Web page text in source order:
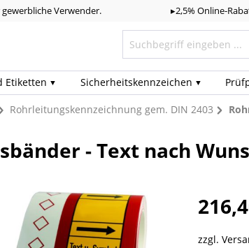
Verwender. ▸2,5% Online-
Etiketten Sicherheits­kennzeichen
Rohrleitungskennzeichnung gem. DIN 2403
- Text nach
zzgl.